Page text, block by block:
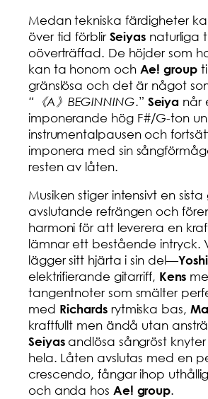
Medan tekniska färdigheter
över tid förblir Seiyas naturliga
oöverträffad. De höjder som
kan ta honom och Ae! group
gränslösa och det är något
“《A》BEGINNING.” Seiya når
imponerande hög F#/G-ton
instrumentalpausen och
imponera med sin
resten av låten.
Musiken stiger intensivt en
avslutande refrängen och
harmoni för att leverera en
lämnar ett bestående intryck.
lägger sitt hjärta i sin del—
elektrifierande gitarriff, Kens
tangentnoter som smälter
med Richards rytmiska bas,
kraftfullt men ändå utan
Seiyas andlösa sångröst
hela. Låten avslutas med en
crescendo, fångar ihop
och anda hos Ae! group.